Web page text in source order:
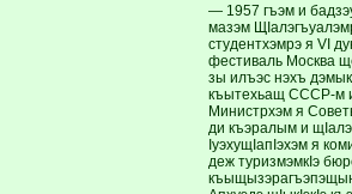
— 1957 гъэм и
мазэм
студентхэмрэ я VI
фестиваль Москва
зы илъэс нэхъ
къытехьащ СССР-м
Министрхэм я
ди къэралым и
IуэхущIапIэхэм я
деж туризмэмкIэ